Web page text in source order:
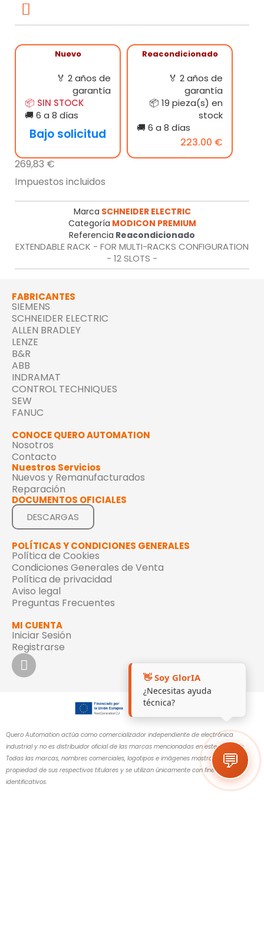
Nuevo
🏅 2 años de
garantía
📦 SIN STOCK
🚚 6 a 8 días
Bajo solicitud
Reacondicionado
🏅 2 años de
garantía
📦 19 pieza(s) en
stock
🚚 6 a 8 días
223.00 €
269,83 €
Impuestos incluidos
Marca SCHNEIDER ELECTRIC
Categoría MODICON PREMIUM
Referencia Reacondicionado
EXTENDABLE RACK - FOR MULTI-RACKS CONFIGURATION
- 12 SLOTS -
FABRICANTES
SIEMENS
SCHNEIDER ELECTRIC
ALLEN BRADLEY
LENZE
B&R
ABB
INDRAMAT
CONTROL TECHNIQUES
SEW
FANUC
CONOCE QUERO AUTOMATION
Nosotros
Contacto
Nuestros Servicios
Nuevos y Remanufacturados
Reparación
DOCUMENTOS OFICIALES
DESCARGAS
POLÍTICAS Y CONDICIONES GENERALES
Política de Cookies
Condiciones Generales de Venta
Política de privacidad
Aviso legal
Preguntas Frecuentes
MI CUENTA
Iniciar Sesión
Registrarse
👋 Soy GlorIA
¿Necesitas ayuda
técnica?
💬
Quero Automation actúa como comercializador independiente de electrónica
industrial y no es distribuidor oficial de las marcas mencionadas en este sitio web.
Todas las marcas, nombres comerciales, logotipos e imágenes mostrados son
propiedad de sus respectivos titulares y se utilizan únicamente con fines
identificativos.